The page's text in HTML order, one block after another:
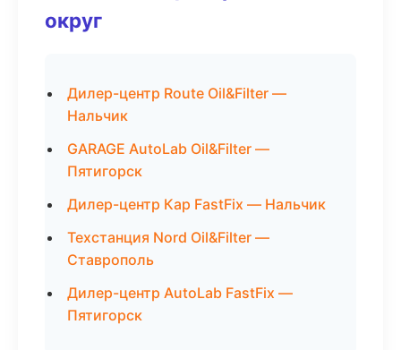
округ
Дилер-центр Route Oil&Filter —
Нальчик
GARAGE AutoLab Oil&Filter —
Пятигорск
Дилер-центр Кар FastFix — Нальчик
Техстанция Nord Oil&Filter —
Ставрополь
Дилер-центр AutoLab FastFix —
Пятигорск